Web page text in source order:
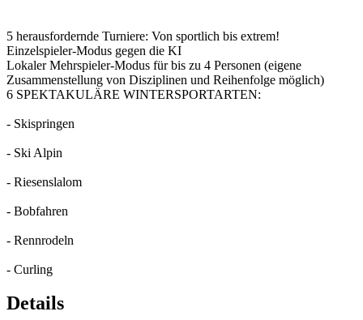
5 herausfordernde Turniere: Von sportlich bis extrem!
Einzelspieler-Modus gegen die KI
Lokaler Mehrspieler-Modus für bis zu 4 Personen (eigene
Zusammenstellung von Disziplinen und Reihenfolge möglich)
6 SPEKTAKULÄRE WINTERSPORTARTEN:
- Skispringen
- Ski Alpin
- Riesenslalom
- Bobfahren
- Rennrodeln
- Curling
Details